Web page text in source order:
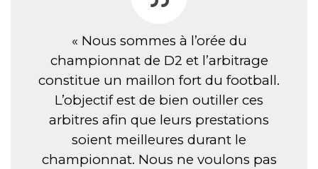
« Nous sommes à l’orée du
championnat de D2 et l’arbitrage
constitue un maillon fort du football.
L’objectif est de bien outiller ces
arbitres afin que leurs prestations
soient meilleures durant le
championnat. Nous ne voulons pas